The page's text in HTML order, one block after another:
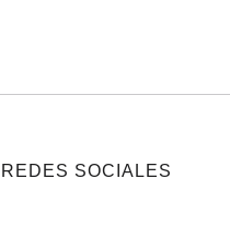
REDES SOCIALES